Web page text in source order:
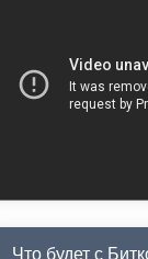
Что будет с